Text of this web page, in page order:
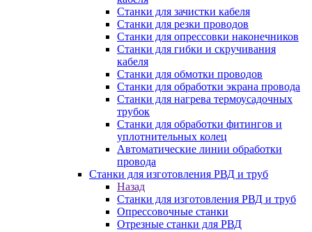
Станки для зачистки кабеля
Станки для резки проводов
Станки для опрессовки наконечников
Станки для гибки и скручивания
кабеля
Станки для обмотки проводов
Станки для обработки экрана провода
Станки для нагрева термоусадочных
трубок
Станки для обработки фитингов и
уплотнительных колец
Автоматические линии обработки
провода
Станки для изготовления РВД и труб
Назад
Станки для изготовления РВД и труб
Опрессовочные станки
Отрезные станки для РВД